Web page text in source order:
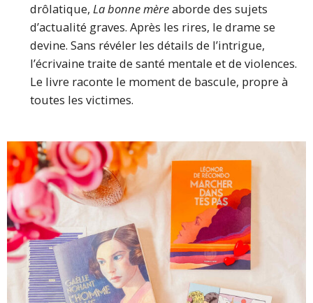
drôlatique, La bonne mèreaborde des sujets
d’actualité graves. Après les rires, le drame se
devine. Sans révéler les détails de l’intrigue,
l’écrivaine traite de santé mentale et de violences.
Le livre raconte le moment de bascule, propre à
toutes les victimes.